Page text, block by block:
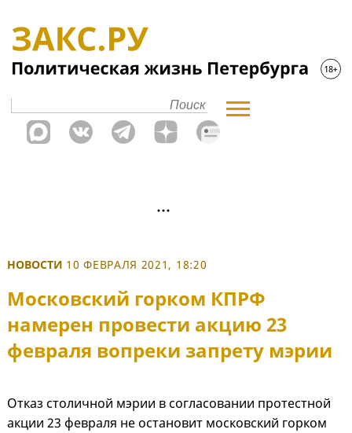
НОВОСТИ 10 ФЕВРАЛЯ 2021, 18:20
Московский горком КПРФ
намерен провести акцию 23
февраля вопреки запрету мэрии
Отказ столичной мэрии в согласовании протестной
акции 23 февраля не остановит московский горком